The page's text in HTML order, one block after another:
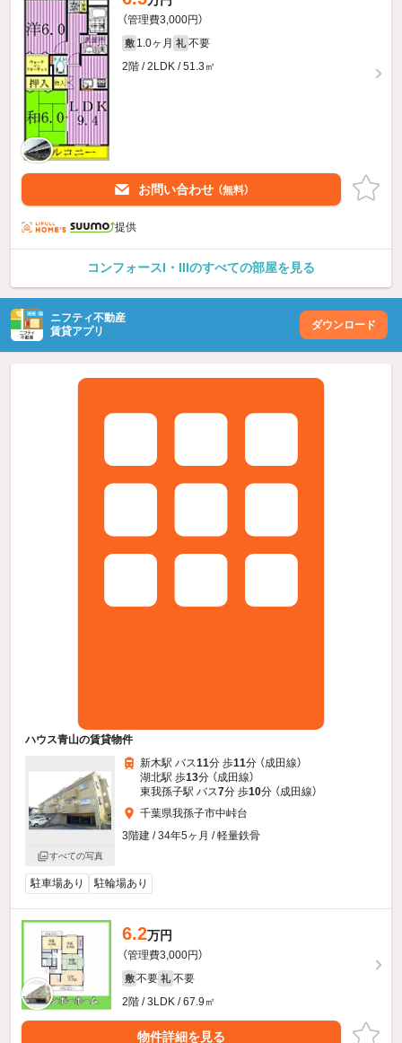
（管理費3,000円）
敷 1.0ヶ月 礼 不要
2階 / 2LDK / 51.3㎡
お問い合わせ （無料）
提供
コンフォースI・IIIのすべての部屋を見る
ニフティ不動産
賃貸アプリ
ダウンロード
ハウス青山の賃貸物件
すべての写真
新木駅 バス11分 歩11分 （成田線）
湖北駅 歩13分 （成田線）
東我孫子駅 バス7分 歩10分 （成田線）
千葉県我孫子市中峠台
3階建 / 34年5ヶ月 / 軽量鉄骨
駐車場あり 駐輪場あり
6.2万円
（管理費3,000円）
敷 不要 礼 不要
2階 / 3LDK / 67.9㎡
物件詳細を見る